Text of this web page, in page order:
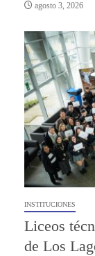
agosto 3, 2026
INSTITUCIONES
Liceos
de Los